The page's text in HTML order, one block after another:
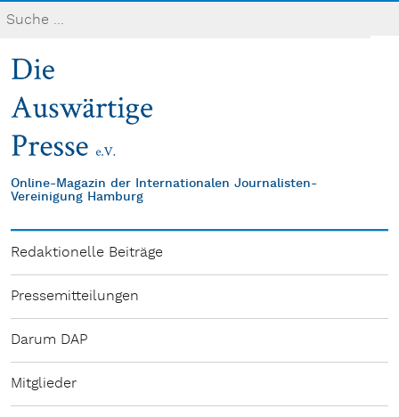
Online-Magazin der Internationalen Journalisten-
Vereinigung Hamburg
Redaktionelle Beiträge
Pressemitteilungen
Darum DAP
Mitglieder